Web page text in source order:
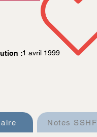
:1 avril 1999
Notes SSHF